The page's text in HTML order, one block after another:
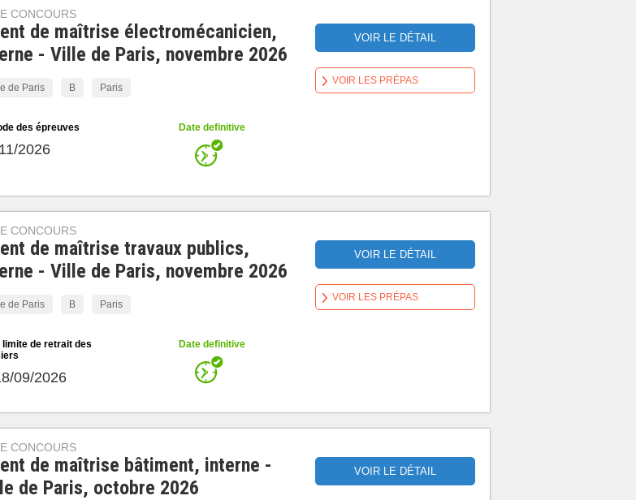
CONCOURS
de maîtrise électromécanicien,
- Ville de Paris, novembre 2026
de Paris B Paris
des épreuves
2026
Date definitive
VOIR LE DÉTAIL
VOIR LES PRÉPAS
CONCOURS
de maîtrise travaux publics,
- Ville de Paris, novembre 2026
de Paris B Paris
limite de retrait des
09/2026
Date definitive
VOIR LE DÉTAIL
VOIR LES PRÉPAS
CONCOURS
de maîtrise bâtiment, interne -
de Paris, octobre 2026
VOIR LE DÉTAIL